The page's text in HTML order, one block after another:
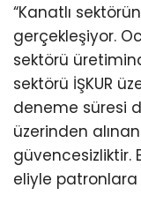
“Kanatlı
gerçekleşiyor.
sektörü
sektörü İŞKUR
deneme süresi
üzerinden
güvencesizliktir.
eliyle patronlara